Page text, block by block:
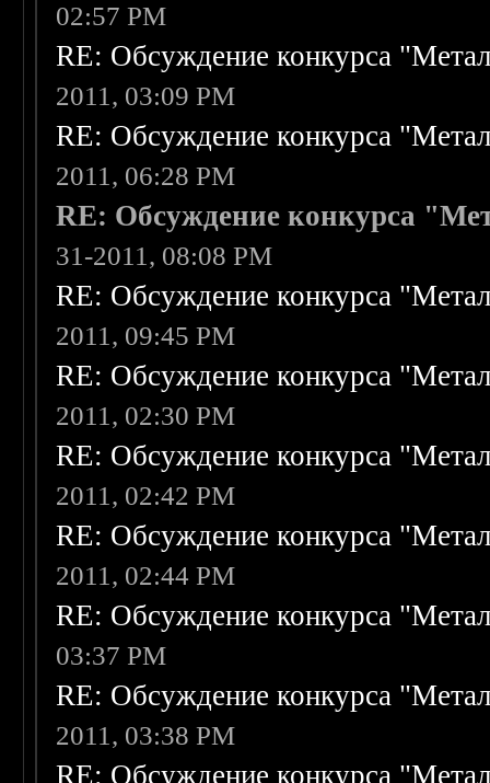
02:57 PM
RE: Обсуждение конкурса
2011, 03:09 PM
RE: Обсуждение конкурса
2011, 06:28 PM
RE: Обсуждение конкурса
31-2011, 08:08 PM
RE: Обсуждение конкурса
2011, 09:45 PM
RE: Обсуждение конкурса
2011, 02:30 PM
RE: Обсуждение конкурса
2011, 02:42 PM
RE: Обсуждение конкурса
2011, 02:44 PM
RE: Обсуждение конкурса
03:37 PM
RE: Обсуждение конкурса
2011, 03:38 PM
RE: Обсуждение конкурса